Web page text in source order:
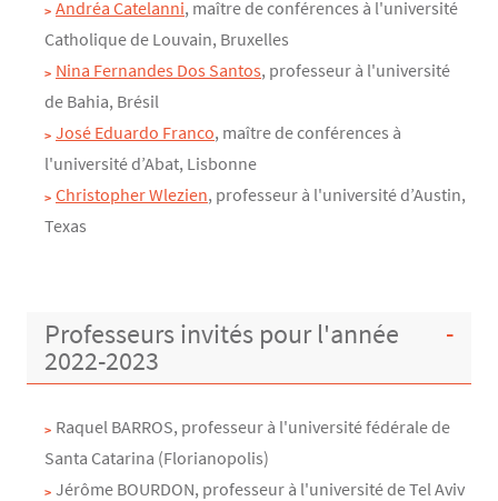
Andréa Catelanni, maître de conférences à l'université
Catholique de Louvain, Bruxelles
Nina Fernandes Dos Santos, professeur à l'université
de Bahia, Brésil
José Eduardo Franco, maître de conférences à
l'université d’Abat, Lisbonne
Christopher Wlezien, professeur à l'université d’Austin,
Texas
Professeurs invités pour l'année
2022-2023
Raquel BARROS, professeur à l'université fédérale de
Santa Catarina (Florianopolis)
Jérôme BOURDON, professeur à l'université de Tel Aviv